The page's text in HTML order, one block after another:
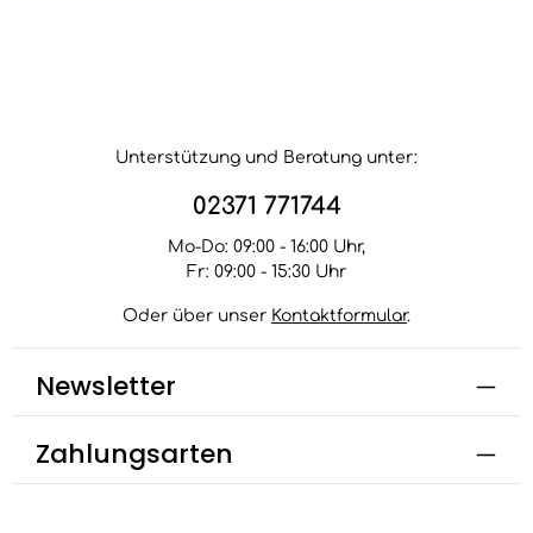
Unterstützung und Beratung unter:
02371 771744
Mo-Do: 09:00 - 16:00 Uhr,
Fr: 09:00 - 15:30 Uhr
Oder über unser Kontaktformular.
Newsletter
Zahlungsarten